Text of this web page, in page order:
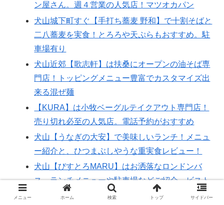
ン屋さん。週４営業の人気店！マツオカパン
犬山城下町すぐ【手打ち蕎麦 野和】で十割そばと
二八蕎麦を実食！とろろや天ぷらもおすすめ。駐
車場有り
犬山近郊【歌志軒】は扶桑にオープンの油そば専
門店！トッピングメニュー豊富でカスタマイズ出
来る混ぜ麺
【KURA】は小牧ベーグルテイクアウト専門店！
売り切れ必至の人気店。電話予約がおすすめ
犬山【うなぎの大安】で美味しいランチ！メニュ
ー紹介と、ひつまぶしやうな重実食レビュー！
犬山【びすとろMARU】はお洒落なロンドンバ
ス。ランチメニューや駐車場などご紹介。ビスト
メニュー ホーム 検索 トップ サイドバー